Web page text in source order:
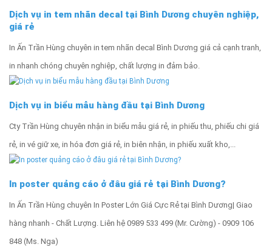
Dịch vụ in tem nhãn decal tại Bình Dương chuyên nghiệp,
giá rẻ
In Ấn Trần Hùng chuyên in tem nhãn decal Bình Dương giá cả cạnh tranh,
in nhanh chóng chuyên nghiệp, chất lượng in đảm bảo.
Dịch vụ in biểu mẫu hàng đầu tại Bình Dương
Cty Trần Hùng chuyên nhận in biểu mẫu giá rẻ, in phiếu thu, phiếu chi giá
rẻ, in vé giữ xe, in hóa đơn giá rẻ, in biên nhận, in phiếu xuất kho,...
In poster quảng cáo ở đâu giá rẻ tại Bình Dương?
In Ấn Trần Hùng chuyên In Poster Lớn Giá Cực Rẻ tại Bình Dương| Giao
hàng nhanh - Chất Lượng‎. Liên hệ 0989 533 499 (Mr. Cường) - 0909 106
848 (Ms. Nga)